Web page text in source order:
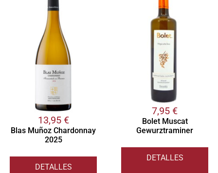
13,95 €
Blas Muñoz Chardonnay
2025
DETALLES
7,95 €
Bolet Muscat
Gewurztraminer
DETALLES